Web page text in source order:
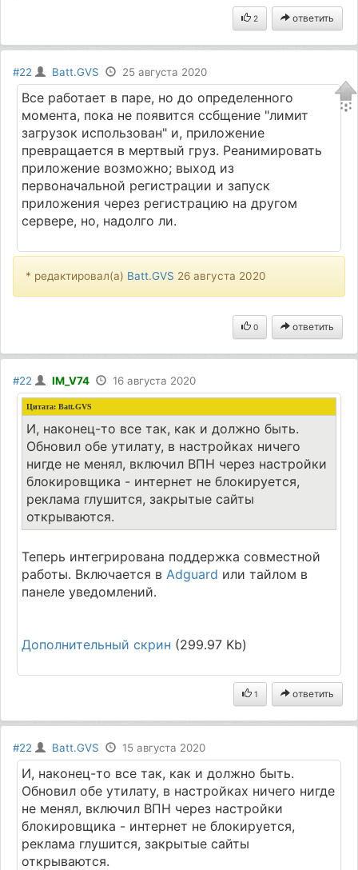
2 ответить
#22 Batt.GVS 25 августа 2020
Все работает в паре, но до определенного
момента, пока не появится ссбщение "лимит
загрузок использован" и, приложение
превращается в мертвый груз. Реанимировать
приложение возможно; выход из
первоначальной регистрации и запуск
приложения через регистрацию на другом
сервере, но, надолго ли.
* редактировал(а) Batt.GVS 26 августа 2020
0 ответить
#22 IM_V74 16 августа 2020
Цитата:Batt.GVS
И, наконец-то все так, как и должно быть.
Обновил обе утилату, в настройках ничего
нигде не менял, включил ВПН через настройки
блокировщика - интернет не блокируется,
реклама глушится, закрытые сайты
открываются.
Теперь интегрирована поддержка совместной
работы. Включается в Adguard или тайлом в
панеле уведомлений.
Дополнительный скрин (299.97 Kb)
1 ответить
#22 Batt.GVS 15 августа 2020
И, наконец-то все так, как и должно быть.
Обновил обе утилату, в настройках ничего нигде
не менял, включил ВПН через настройки
блокировщика - интернет не блокируется,
реклама глушится, закрытые сайты
открываются.